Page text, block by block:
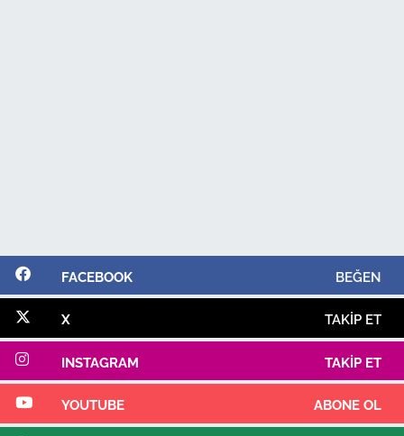
FACEBOOK BEĞEN
X TAKIP ET
INSTAGRAM TAKIP ET
YOUTUBE ABONE OL